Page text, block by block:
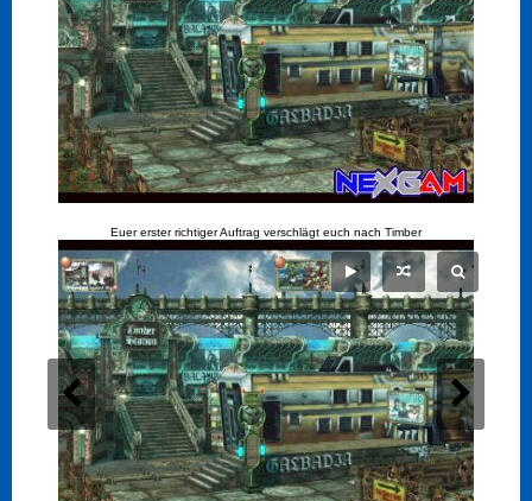
Euer erster richtiger Auftrag verschlägt euch nach Timber